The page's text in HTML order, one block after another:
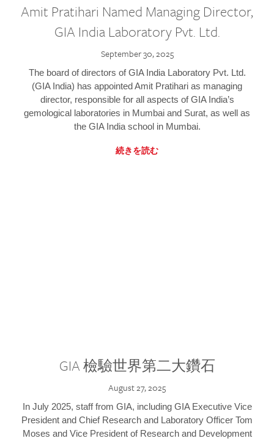
Amit Pratihari Named Managing Director,
GIA India Laboratory Pvt. Ltd.
September 30, 2025
The board of directors of GIA India Laboratory Pvt. Ltd.
(GIA India) has appointed Amit Pratihari as managing
director, responsible for all aspects of GIA India’s
gemological laboratories in Mumbai and Surat, as well as
the GIA India school in Mumbai.
続きを読む
GIA 檢驗世界第二大鑽石
August 27, 2025
In July 2025, staff from GIA, including GIA Executive Vice
President and Chief Research and Laboratory Officer Tom
Moses and Vice President of Research and Development